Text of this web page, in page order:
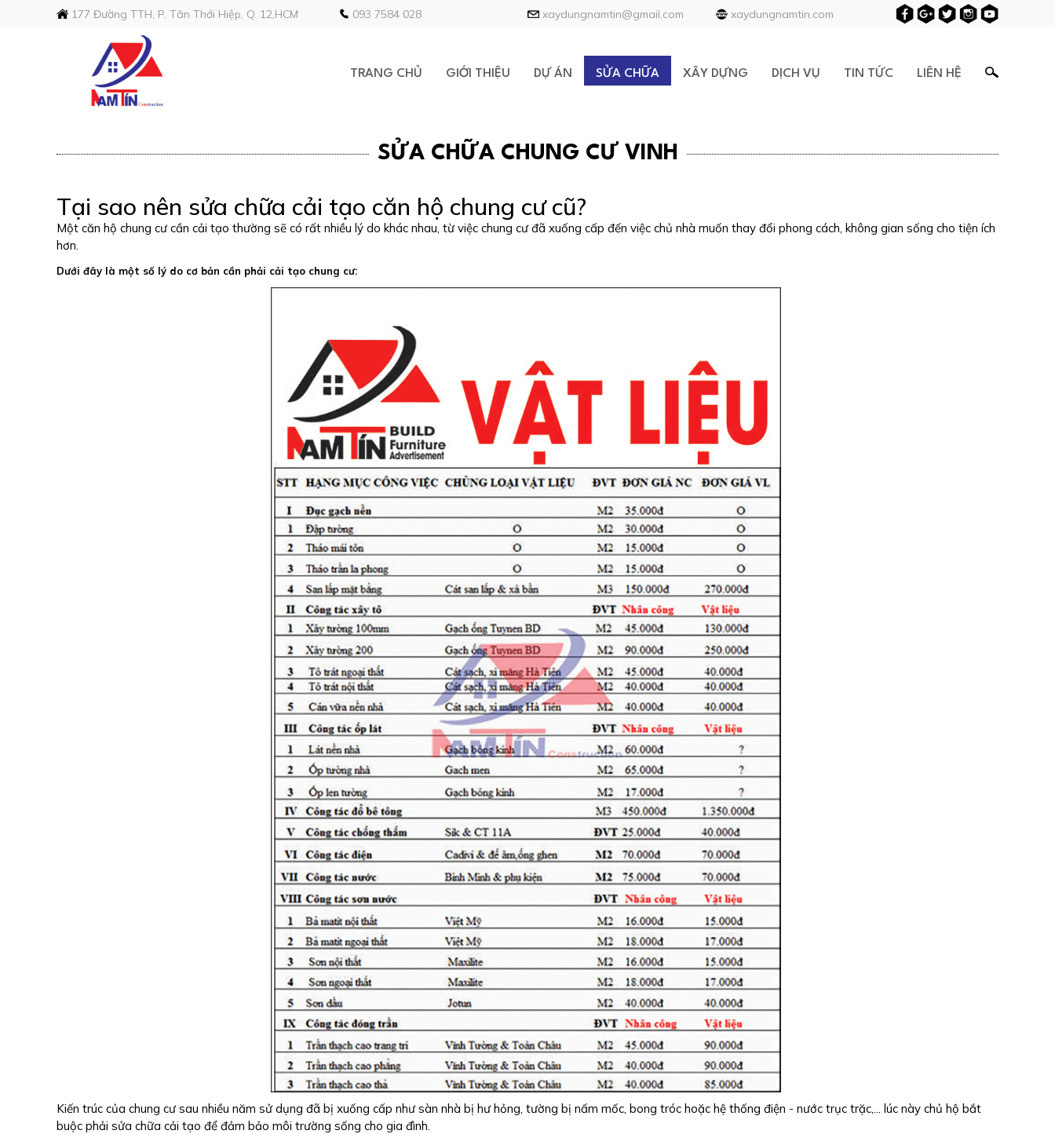
177 Đường TTH, P. Tân Thới Hiệp, Q. 12,HCM 093 7584 028 xaydungnamtin@gmail.com xaydungnamtin.com
TRANG CHỦ GIỚI THIỆU DỰ ÁN SỬA CHỮA XÂY DỰNG DỊCH VỤ TIN TỨC LIÊN HỆ
SỬA CHỮA CHUNG CƯ VINH
Tại sao nên sửa chữa cải tạo căn hộ chung cư cũ?
Một căn hộ chung cư cần cải tạo thường sẽ có rất nhiều lý do khác nhau, từ việc chung cư đã xuống cấp đến việc chủ nhà muốn thay đổi phong cách, không gian sống cho tiện ích
hơn.
Dưới đây là một số lý do cơ bản cần phải cải tạo chung cư:
Kiến trúc của chung cư sau nhiều năm sử dụng đã bị xuống cấp như sàn nhà bị hư hỏng, tường bị nấm mốc, bong tróc hoặc hệ thống điện - nước trục trặc,... lúc này chủ hộ bắt
buộc phải sửa chữa cải tạo để đảm bảo môi trường sống cho gia đình.